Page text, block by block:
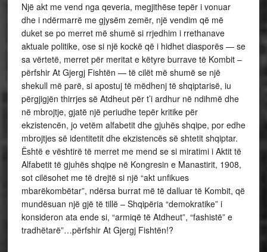
Një akt me vend nga qeveria, megjithëse tepër i vonuar
dhe i ndërmarrë me gjysëm zemër, një vendim që më
duket se po merret më shumë si rrjedhim i rrethanave
aktuale politike, ose si një kockë që i hidhet diasporës — se
sa vërtetë, merret për meritat e këtyre burrave të Kombit –
përfshir At Gjergj Fishtën — të cilët më shumë se një
shekull më parë, si apostuj të mëdhenj të shqiptarisë, iu
përgjigjën thirrjes së Atdheut për t’i ardhur në ndihmë dhe
në mbrojtje, gjatë një periudhe tepër kritike për
ekzistencën, jo vetëm alfabetit dhe gjuhës shqipe, por edhe
mbrojtjes së identitetit dhe ekzistencës së shtetit shqiptar.
Është e vështirë të merret me mend se si miratimi i Aktit të
Alfabetit të gjuhës shqipe në Kongresin e Manastirit, 1908,
sot cilësohet me të drejtë si një “akt unfikues
mbarëkombëtar”, ndërsa burrat më të dalluar të Kombit, që
mundësuan një gjë të tillë – Shqipëria “demokratike” i
konsideron ata ende si, “armiqë të Atdheut”, “fashistë” e
tradhëtarë”…përfshir At Gjergj Fishtën!?